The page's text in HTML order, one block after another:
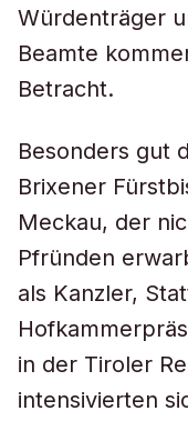
Würdenträger
Beamte
Betracht.
Besonders gut
Brixener
Meckau, der
Pfründen
als Kanzler,
in der Tiroler
intensivierten